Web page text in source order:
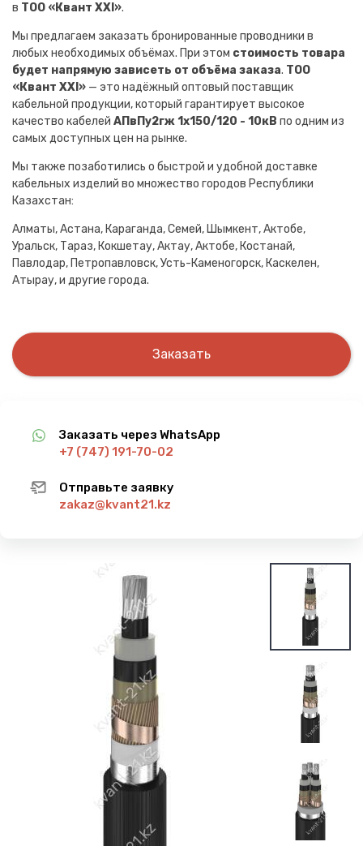
в ТОО «Квант XXI».
Мы предлагаем заказать бронированные проводники в
любых необходимых объёмах. При этом стоимость товара
будет напрямую зависеть от объёма заказа. ТОО
«Квант XXI» — это надёжный оптовый поставщик
кабельной продукции, который гарантирует высокое
качество кабелей АПвПу2гж 1х150/120 - 10кВ по одним из
самых доступных цен на рынке.
Мы также позаботились о быстрой и удобной доставке
кабельных изделий во множество городов Республики
Казахстан:
Алматы, Астана, Караганда, Семей, Шымкент, Актобе,
Уральск, Тараз, Кокшетау, Актау, Актобе, Костанай,
Павлодар, Петропавловск, Усть-Каменогорск, Каскелен,
Атырау, и другие города.
Заказать
Заказать через WhatsApp
+7 (747) 191-70-02
Отправьте заявку
zakaz@kvant21.kz